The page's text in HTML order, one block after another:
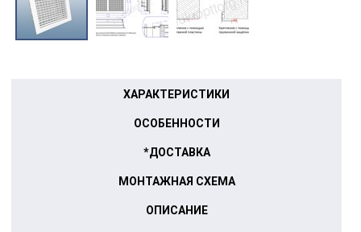
ХАРАКТЕРИСТИКИ
ОСОБЕННОСТИ
*ДОСТАВКА
МОНТАЖНАЯ СХЕМА
ОПИСАНИЕ